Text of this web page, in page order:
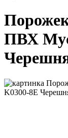
ПВХ